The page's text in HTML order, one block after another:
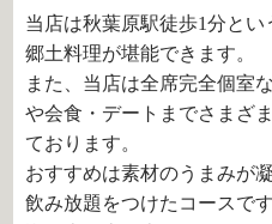
当店は秋葉原駅徒歩1分と
郷土料理が堪能できます。
また、当店は全席完全個室
や会食・デートまでさまざ
ております。
おすすめは素材のうまみが
飲み放題をつけたコースです